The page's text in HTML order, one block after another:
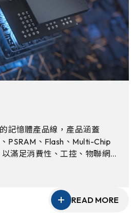
記憶體產品線，產品涵蓋
PSRAM、Flash、Multi-Chip
滿足消費性、工控、物聯網、
算等多元應用需求。且透過彈
READ MORE